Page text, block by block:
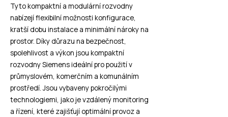
Tyto kompaktní a modulární rozvodny
nabízejí flexibilní možnosti konfigurace,
kratší dobu instalace a minimální nároky na
prostor. Díky důrazu na bezpečnost,
spolehlivost a výkon jsou kompaktní
rozvodny Siemens ideální pro použití v
průmyslovém, komerčním a komunálním
prostředí. Jsou vybaveny pokročilými
technologiemi, jako je vzdálený monitoring
a řízení, které zajišťují optimální provoz a